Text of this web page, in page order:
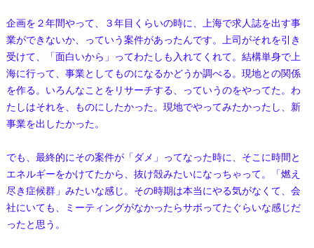
企画を２年間やって、３年目くらいの時に、上海で求人誌を出す事
業ができないか、っていう案件があったんです。上司がそれを引き
受けて、「面白いから」ってわたしも入れてくれて。結構単身で上
海に行って、事業としてものになるかどうか調べる。現地との関係
を作る。いろんなことをリサーチする、っていうのをやってた。わ
たしはそれを、ものにしたかった。現地でやってみたかったし、新
事業を出したかった。
でも、最終的にその案件が「ダメ」ってなった時に、そこに時間と
エネルギーをかけてたから、抜け殻みたいになっちゃって。「燃え
尽き症候群」みたいな感じ。その時期は本当にやる気がなくて、会
社にいても、ミーティングがなかったらサボってたぐらいな感じだ
ったと思う。